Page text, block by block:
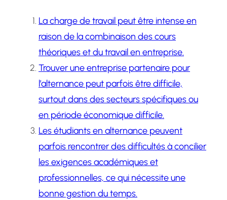
La charge de travail peut être intense en
raison de la combinaison des cours
théoriques et du travail en entreprise.
Trouver une entreprise partenaire pour
l’alternance peut parfois être difficile,
surtout dans des secteurs spécifiques ou
en période économique difficile.
Les étudiants en alternance peuvent
parfois rencontrer des difficultés à concilier
les exigences académiques et
professionnelles, ce qui nécessite une
bonne gestion du temps.